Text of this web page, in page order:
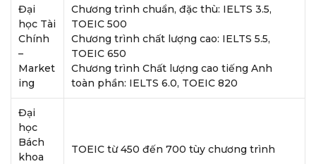
Đại
học Tài
Chính
–
Market
ing
Chương trình chuẩn, đặc thù: IELTS 3.5,
TOEIC 500
Chương trình chất lượng cao: IELTS 5.5,
TOEIC 650
Chương trình Chất lượng cao tiếng Anh
toàn phần: IELTS 6.0, TOEIC 820
Đại
học
Bách
khoa
TOEIC từ 450 đến 700 tùy chương trình